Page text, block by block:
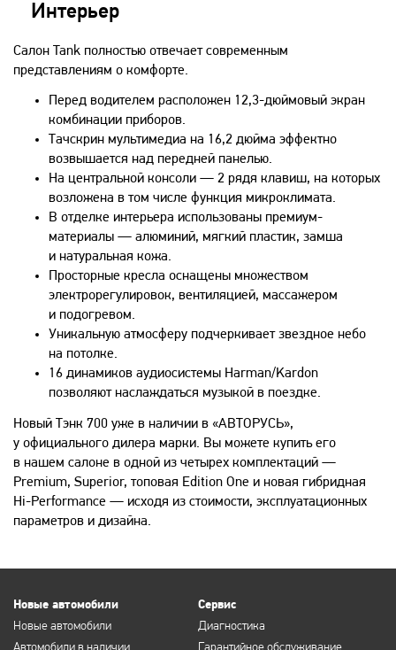
Интерьер
Салон Tank полностью отвечает современным
представлениям о комфорте.
Перед водителем расположен 12,3-дюймовый экран
комбинации приборов.
Тачскрин мультимедиа на 16,2 дюйма эффектно
возвышается над передней панелью.
На центральной консоли — 2 рядя клавиш, на которых
возложена в том числе функция микроклимата.
В отделке интерьера использованы премиум-
материалы — алюминий, мягкий пластик, замша
и натуральная кожа.
Просторные кресла оснащены множеством
электрорегулировок, вентиляцией, массажером
и подогревом.
Уникальную атмосферу подчеркивает звездное небо
на потолке.
16 динамиков аудиосистемы Harman/Kardon
позволяют наслаждаться музыкой в поездке.
Новый Тэнк 700 уже в наличии в «АВТОРУСЬ»,
у официального дилера марки. Вы можете купить его
в нашем салоне в одной из четырех комплектаций —
Premium, Superior, топовая Edition One и новая гибридная
Hi-Performance — исходя из стоимости, эксплуатационных
параметров и дизайна.
Новые автомобили
Новые автомобили
Сервис
Диагностика